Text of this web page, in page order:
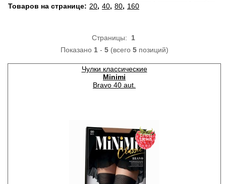
Товаров на странице: 20, 40, 80, 160
Страницы: 1
Показано 1- 5(всего 5позиций)
Чулки классические
Minimi
Bravo 40 aut.
спец
цена